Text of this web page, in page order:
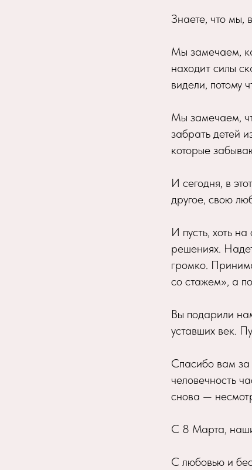
Знаете, что мы,
Мы замечаем,
находит силы
видели, потому
Мы замечаем,
забрать детей
которые
И сегодня, в
другое, свою
И пусть, хоть
решениях.
громко.
со стажем», а
Вы подарили
уставших век.
Спасибо вам за
человечность
снова —
С 8 Марта,
С любовью и